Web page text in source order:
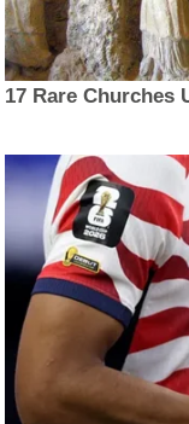
17 Rare Churches